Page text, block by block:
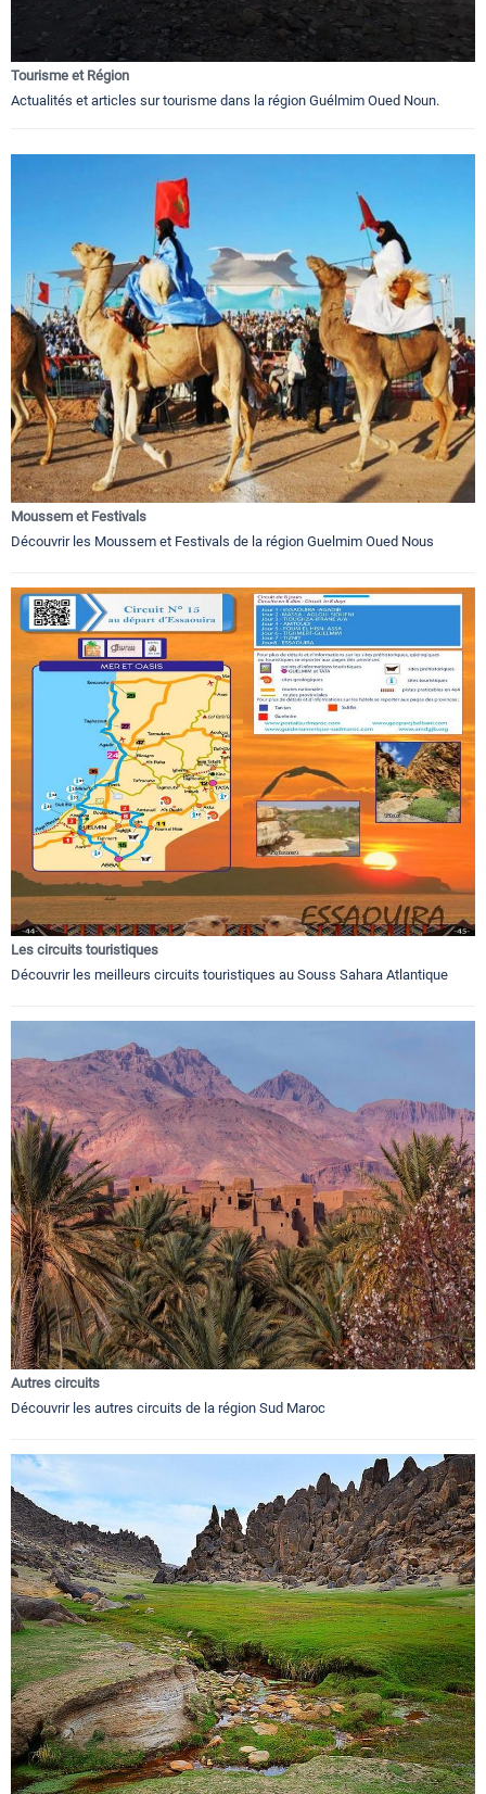
Tourisme et Région
Actualités et articles sur tourisme dans la région Guélmim Oued Noun.
Moussem et Festivals
Découvrir les Moussem et Festivals de la région Guelmim Oued Nous
Les circuits touristiques
Découvrir les meilleurs circuits touristiques au Souss Sahara Atlantique
Autres circuits
Découvrir les autres circuits de la région Sud Maroc